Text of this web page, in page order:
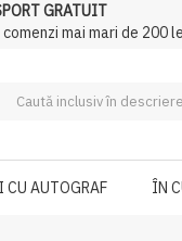
GRATUIT
mai mari de 200
CU AUTOGRAF ÎN